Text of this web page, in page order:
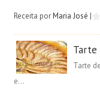
Receita porMaria José |
Tarte
Tarte
e...